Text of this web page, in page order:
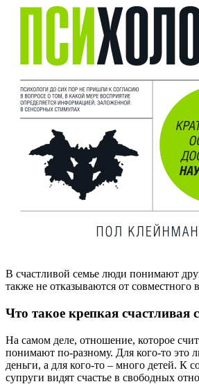
В счастливой семье люди понимают
также не отказываются от совместного
Что такое крепкая счастливая
На самом деле, отношение, которое
понимают по-разному. Для кого-то это
деньги, а для кого-то – много детей. К
супруги видят счастье в свободных